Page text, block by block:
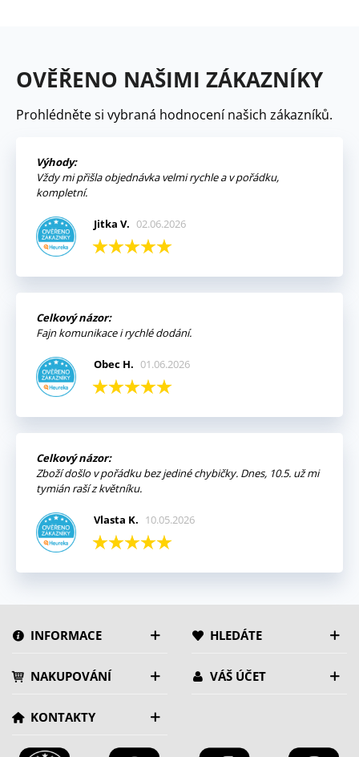
OVĚŘENO NAŠIMI ZÁKAZNÍKY
Prohlédněte si vybraná hodnocení našich zákazníků.
Výhody:
Vždy mi přišla objednávka velmi rychle a v pořádku,
kompletní.
Jitka V. 02.06.2026
Celkový názor:
Fajn komunikace i rychlé dodání.
Obec H. 01.06.2026
Celkový názor:
Zboží došlo v pořádku bez jediné chybičky. Dnes, 10.5. už mi
tymián raší z květníku.
Vlasta K. 10.05.2026
INFORMACE HLEDÁTE
NAKUPOVÁNÍ VÁŠ ÚČET
KONTAKTY